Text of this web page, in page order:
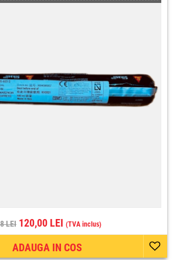
LEI 120,00 LEI (TVA inclus)
ADAUGA IN COS